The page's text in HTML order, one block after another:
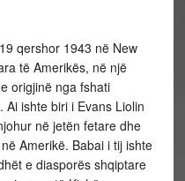
qershor 1943 në New
të Amerikës, në një
origjinë nga fshati
Ai ishte biri i Evans Liolin
në jetën fetare dhe
Amerikë. Babai i tij ishte
e diasporës shqiptare